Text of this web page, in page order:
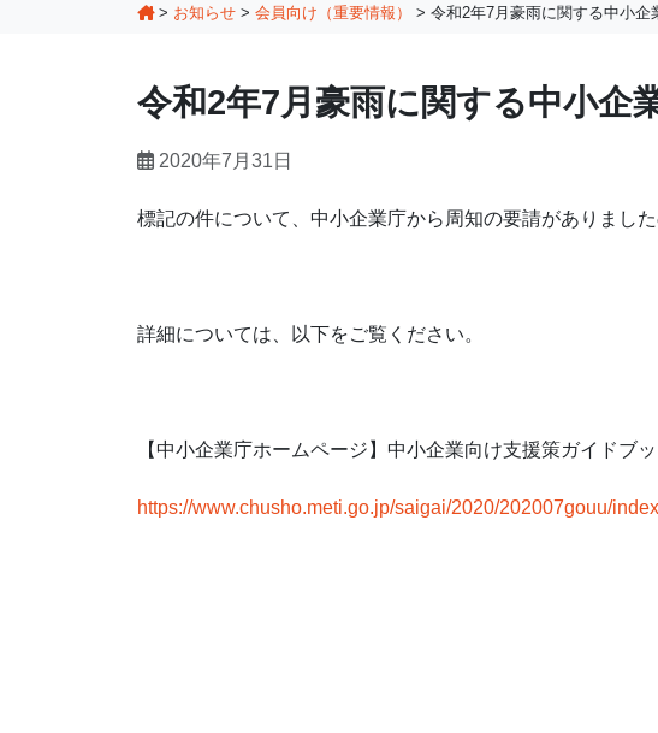
> お知らせ > 会員向け（重要情報） > 令和2年7月豪雨に関する中小
令和2年7月豪雨に関する中小企
2020年7月31日
標記の件について、中小企業庁から周知の要請がありました
詳細については、以下をご覧ください。
【中小企業庁ホームページ】中小企業向け支援策ガイドブッ
https://www.chusho.meti.go.jp/saigai/2020/202007gouu/